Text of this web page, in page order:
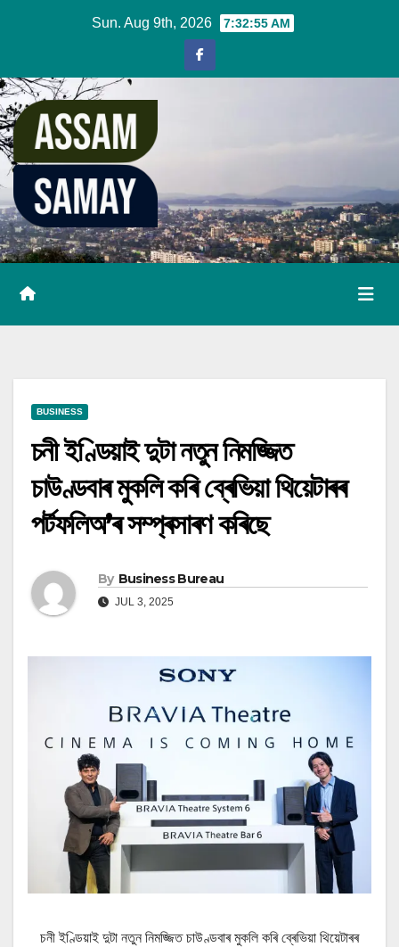
Sun. Aug 9th, 2026 7:32:55 AM
BUSINESS
চনী ইণ্ডিয়াই দুটা নতুন নিমজ্জিত
চাউণ্ডবাৰ মুকলি কৰি ব্ৰেভিয়া থিয়েটাৰৰ
পৰ্টফলিঅ’ৰ সম্প্ৰসাৰণ কৰিছে
By Business Bureau
JUL 3, 2025
চনী ইণ্ডিয়াই দুটা নতুন নিমজ্জিত চাউণ্ডবাৰ মুকলি কৰি ব্ৰেভিয়া থিয়েটাৰৰ